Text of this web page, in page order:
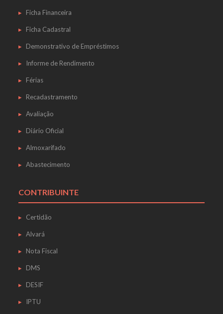
Ficha Financeira
Ficha Cadastral
Demonstrativo de Empréstimos
Informe de Rendimento
Férias
Recadastramento
Avaliação
Diário Oficial
Almoxarifado
Abastecimento
CONTRIBUINTE
Certidão
Alvará
Nota Fiscal
DMS
DESIF
IPTU